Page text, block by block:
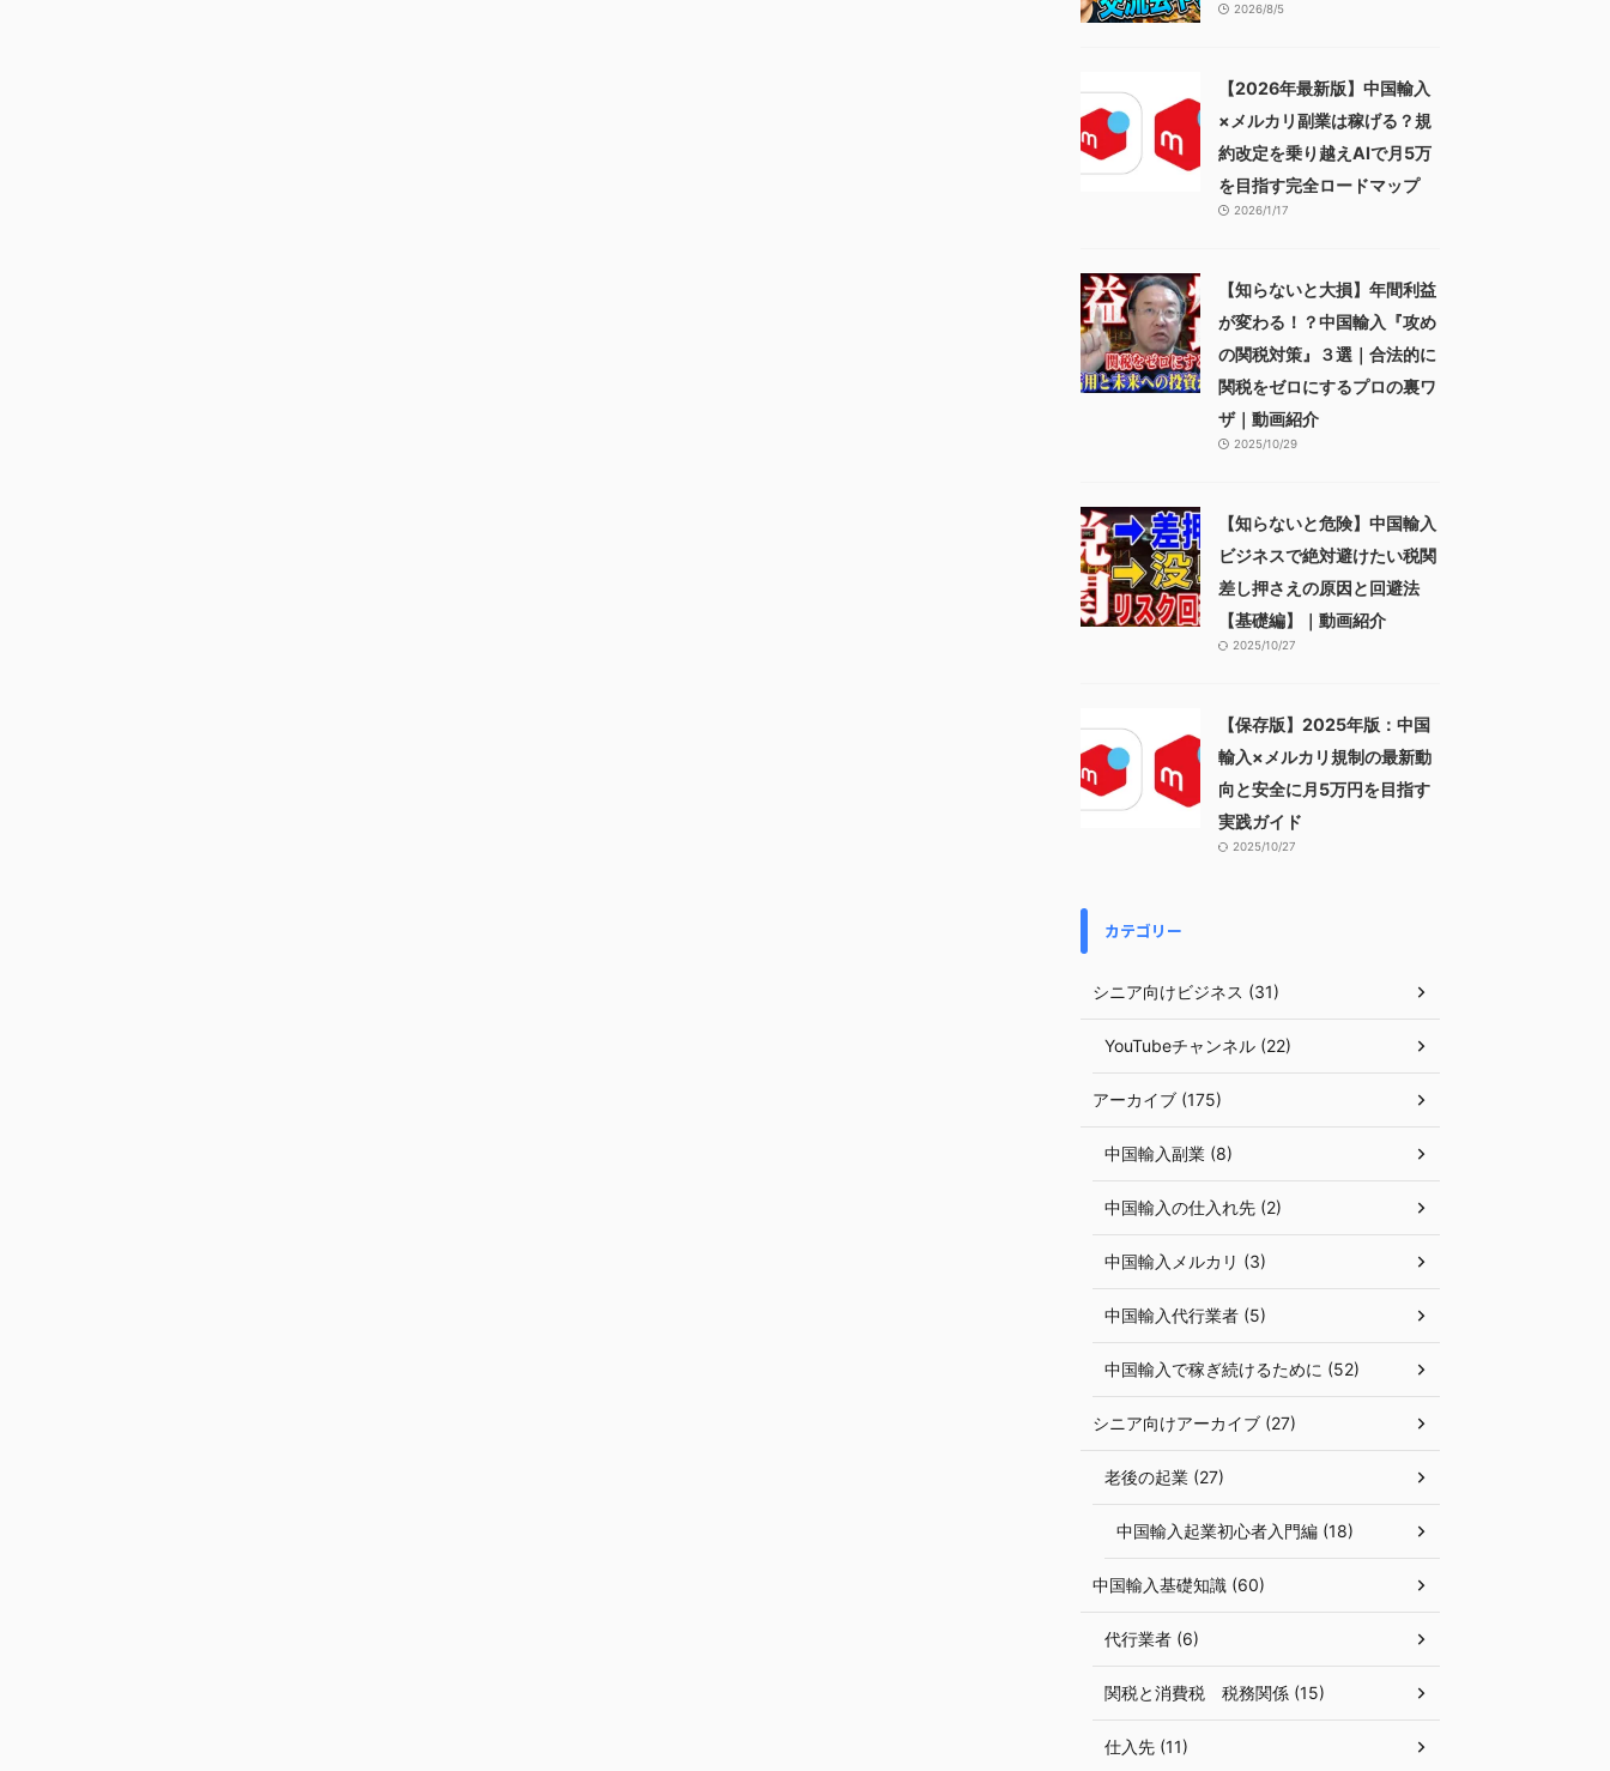
2026/8/5
【2026年最新版】中国輸入
×メルカリ副業は稼げる？規
約改定を乗り越えAIで月5万
を目指す完全ロードマップ
2026/1/17
【知らないと大損】年間利益
が変わる！？中国輸入『攻め
の関税対策』３選｜合法的に
関税をゼロにするプロの裏ワ
ザ｜動画紹介
2025/10/29
【知らないと危険】中国輸入
ビジネスで絶対避けたい税関
差し押さえの原因と回避法
【基礎編】｜動画紹介
2025/10/27
【保存版】2025年版：中国
輸入×メルカリ規制の最新動
向と安全に月5万円を目指す
実践ガイド
2025/10/27
カテゴリー
シニア向けビジネス (31)
YouTubeチャンネル (22)
アーカイブ (175)
中国輸入副業 (8)
中国輸入の仕入れ先 (2)
中国輸入メルカリ (3)
中国輸入代行業者 (5)
中国輸入で稼ぎ続けるために (52)
シニア向けアーカイブ (27)
老後の起業 (27)
中国輸入起業初心者入門編 (18)
中国輸入基礎知識 (60)
代行業者 (6)
関税と消費税 税務関係 (15)
仕入先 (11)